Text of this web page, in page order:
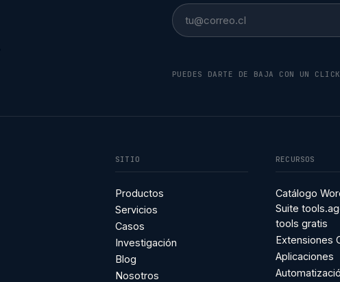
Email
PUEDES DARTE DE BAJA CON UN
SITIO
Productos
Servicios
Casos
Investigación
Blog
Nosotros
RECURSOS
Catálogo
Suite
tools gratis
Extensiones
Aplicaciones